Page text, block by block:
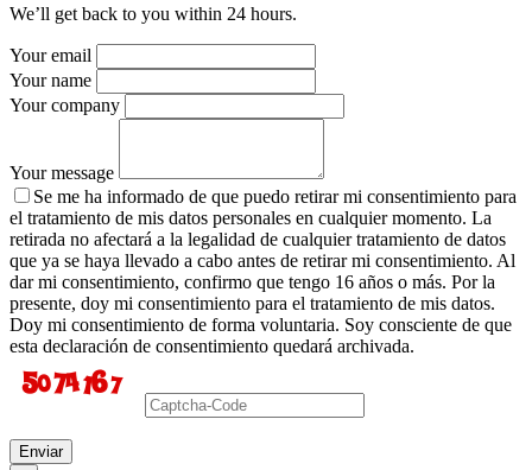
We’ll get back to you within 24 hours.
Your email
Your name
Your company
Your message
Se me ha informado de que puedo retirar mi consentimiento para
el tratamiento de mis datos personales en cualquier momento. La
retirada no afectará a la legalidad de cualquier tratamiento de datos
que ya se haya llevado a cabo antes de retirar mi consentimiento. Al
dar mi consentimiento, confirmo que tengo 16 años o más. Por la
presente, doy mi consentimiento para el tratamiento de mis datos.
Doy mi consentimiento de forma voluntaria. Soy consciente de que
esta declaración de consentimiento quedará archivada.
Enviar